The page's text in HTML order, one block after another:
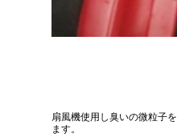
扇風機使用し臭いの微粒子
ます。